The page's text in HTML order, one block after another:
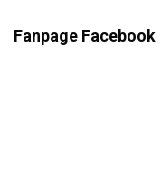
Fanpage Facebook